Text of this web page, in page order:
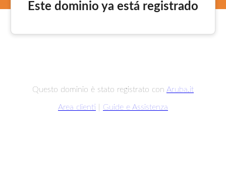
Este dominio ya está registrado
Questo dominio è stato registrato con Aruba.it
Area clienti Guide e Assistenza